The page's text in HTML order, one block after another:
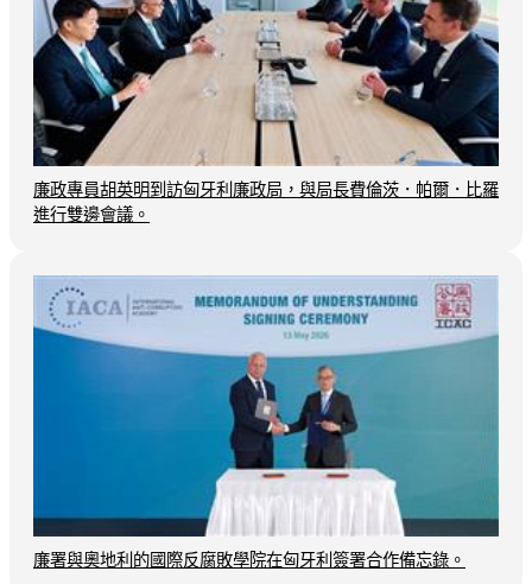
廉政專員胡英明到訪匈牙利廉政局，與局長費倫茨．帕爾．比羅
進行雙邊會議。
廉署與奧地利的國際反腐敗學院在匈牙利簽署合作備忘錄。